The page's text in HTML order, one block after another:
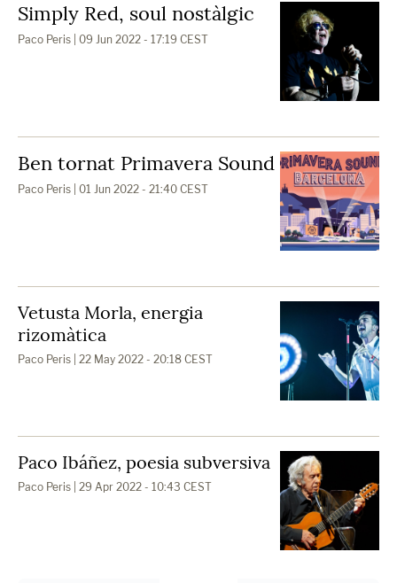
Simply Red, soul nostàlgic
Paco Peris | 09 Jun 2022 - 17:19 CEST
Ben tornat Primavera Sound
Paco Peris | 01 Jun 2022 - 21:40 CEST
Vetusta Morla, energia
rizomàtica
Paco Peris | 22 May 2022 - 20:18 CEST
Paco Ibáñez, poesia subversiva
Paco Peris | 29 Apr 2022 - 10:43 CEST